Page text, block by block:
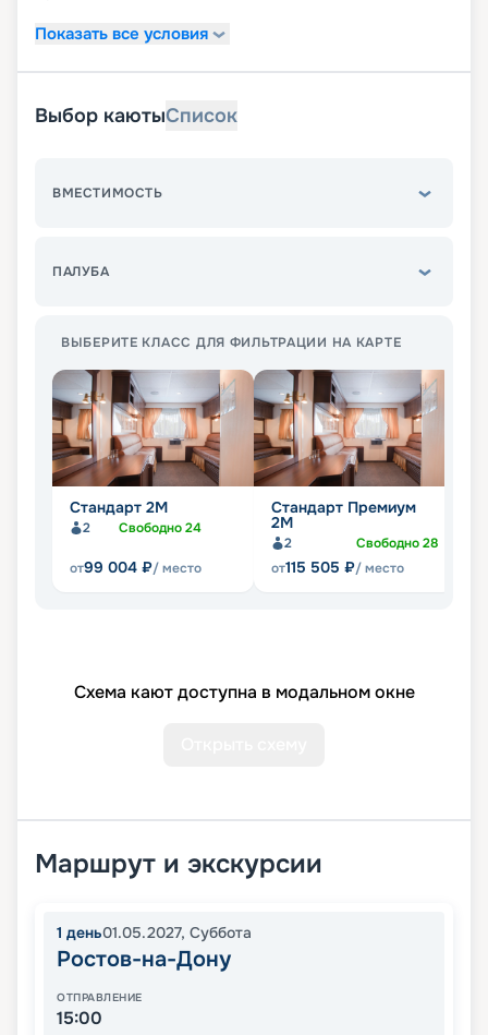
Показать все условия
Выбор каютыСписок
ВМЕСТИМОСТЬ
ПАЛУБА
ВЫБЕРИТЕ КЛАСС ДЛЯ ФИЛЬТРАЦИИ НА КАРТЕ
Стандарт 2M
2 Свободно24
от99 004 ₽/ место
Стандарт Премиум
2М
2 Свободно28
от115 505 ₽/ место
Схема кают доступна в модальном окне
Маршрут и экскурсии
1 день01.05.2027, Суббота
Ростов-на-Дону
ОТПРАВЛЕНИЕ
15:00